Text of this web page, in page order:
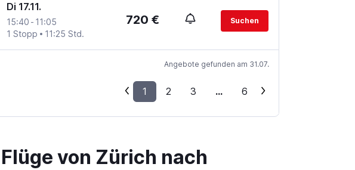
Di 17.11.
15:40 - 11:05
1 Stopp
11:25 Std.
720 € Suchen
Angebote gefunden am 31.07.
1 2 3 ... 6
von Zürich nach